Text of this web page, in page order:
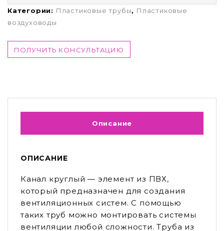
Категории: Пластиковые трубы, Пластиковые
воздуховоды
ПОЛУЧИТЬ КОНСУЛЬТАЦИЮ
Описание
ОПИСАНИЕ
Канал круглый — элемент из ПВХ,
который предназначен для создания
вентиляционных систем. С помощью
таких труб можно монтировать системы
вентиляции любой сложности. Труба из